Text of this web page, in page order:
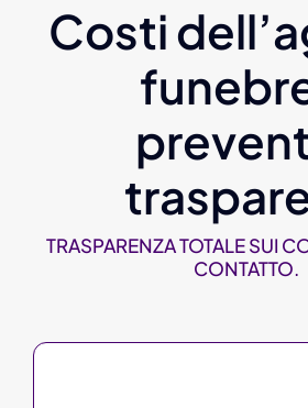
Costi
TRASPARENZA TOTALE SUI
CONTATTO.